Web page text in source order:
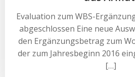
Evaluation zum WBS-
abgeschlossen Eine neue
den Ergänzungsbetrag zum
der zum Jahresbeginn 2016
[…]